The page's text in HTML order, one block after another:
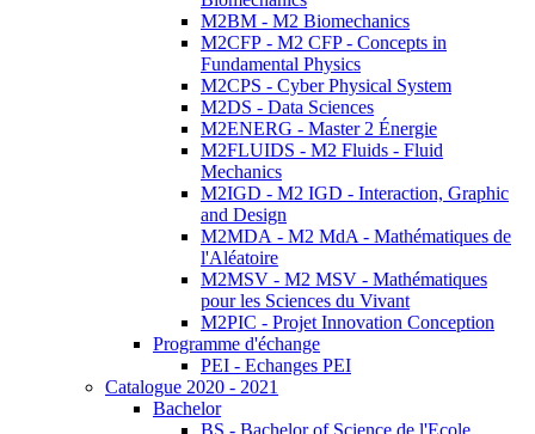
M2BM - M2 Biomechanics
M2CFP - M2 CFP - Concepts in
Fundamental Physics
M2CPS - Cyber Physical System
M2DS - Data Sciences
M2ENERG - Master 2 Énergie
M2FLUIDS - M2 Fluids - Fluid
Mechanics
M2IGD - M2 IGD - Interaction, Graphic
and Design
M2MDA - M2 MdA - Mathématiques de
l'Aléatoire
M2MSV - M2 MSV - Mathématiques
pour les Sciences du Vivant
M2PIC - Projet Innovation Conception
Programme d'échange
PEI - Echanges PEI
Catalogue 2020 - 2021
Bachelor
BS - Bachelor of Science de l'Ecole